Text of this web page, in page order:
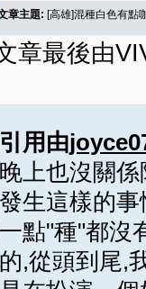
章主題: [高雄]混種白色有點
章最後由
用由
上也沒關
生這樣的
點"種"都沒
,從頭到尾,